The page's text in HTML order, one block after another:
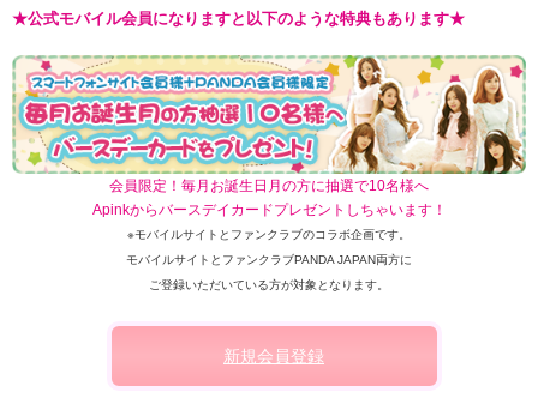
★公式モバイル会員になりますと以下のような特典もあります★
会員限定！毎月お誕生日月の方に抽選で10名様へ
Apinkからバースデイカードプレゼントしちゃいます！
※モバイルサイトとファンクラブのコラボ企画です。
モバイルサイトとファンクラブPANDA JAPAN両方に
ご登録いただいている方が対象となります。
新規会員登録